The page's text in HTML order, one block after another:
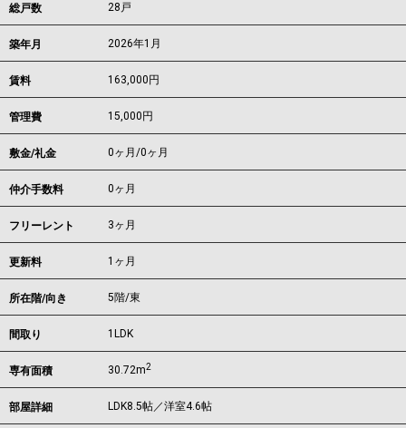
総戸数 28戸
築年月 2026年1月
賃料 163,000 円
管理費 15,000円
敷金/礼金 0ヶ月/0ヶ月
仲介手数料 0ヶ月
フリーレント 3ヶ月
更新料 1ヶ月
所在階/向き 5階/東
間取り 1LDK
専有面積 30.72m2
部屋詳細 LDK8.5帖／洋室4.6帖